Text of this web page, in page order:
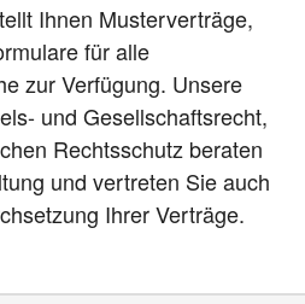
Ihnen Musterverträge,
für alle
zur Verfügung. Unsere
und Gesellschaftsrecht,
Rechtsschutz beraten
und vertreten Sie auch
Ihrer Verträge.